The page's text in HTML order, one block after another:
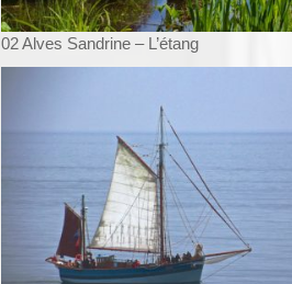
02 Alves Sandrine – L’étang